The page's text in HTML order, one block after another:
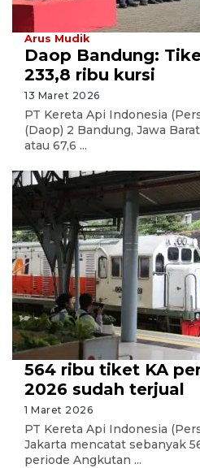
Arus Mudik
Daop Bandung:
233,8 ribu kursi
13 Maret 2026
PT Kereta Api Indonesia
(Daop) 2 Bandung, Jawa
atau 67,6 ...
564 ribu tiket KA
2026 sudah terjual
1 Maret 2026
PT Kereta Api Indonesia
Jakarta mencatat sebanyak
periode Angkutan ...